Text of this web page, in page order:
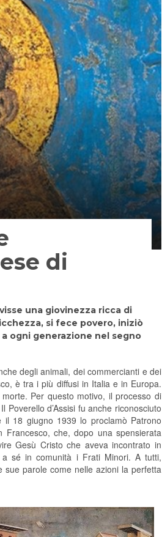
di
una giovinezza ricca di
si fece povero, iniziò
ogni generazione nel segno
degli animali, dei commercianti e dei
è tra i più diffusi in Italia e in Europa.
Per questo motivo, il processo di
d’Assisi fu anche riconosciuto
18 giugno 1939 lo proclamò Patrono
che, dopo una spensierata
Gesù Cristo che aveva incontrato in
sé in comunità i Frati Minori. A tutti,
sue parole come nelle azioni la perfetta